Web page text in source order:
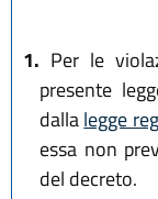
1. Per le
presente
dallalegge
essa non
del decreto.